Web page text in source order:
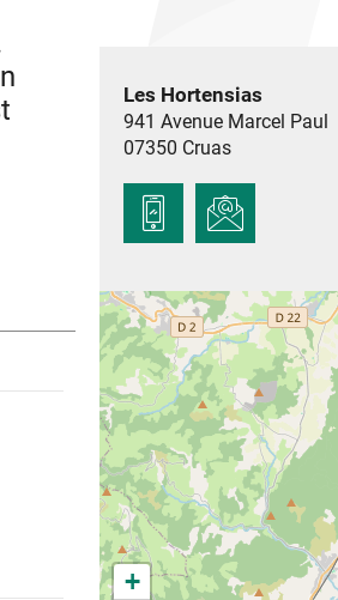
Les Hortensias
941 Avenue Marcel Paul
07350 Cruas
+